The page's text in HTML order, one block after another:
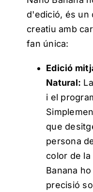
d'edició, és un
creatiu amb
fan única:
Edició
Natural:
i el
que
persona
color de la
Banana
precisió